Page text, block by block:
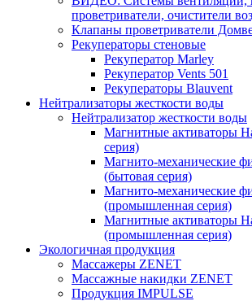
проветриватели, очистители
Клапаны проветриватели
Рекуператоры стеновые
Рекуператор Marley
Рекуператор Vents 501
Рекуператоры Blauvent
Нейтрализаторы жесткости воды
Нейтрализатор жесткости воды
Магнитные активаторы
серия)
Магнито-механические
(бытовая серия)
Магнито-механические
(промышленная серия)
Магнитные активаторы
(промышленная серия)
Экологичная продукция
Массажеры ZENET
Массажные накидки ZENET
Продукция IMPULSE